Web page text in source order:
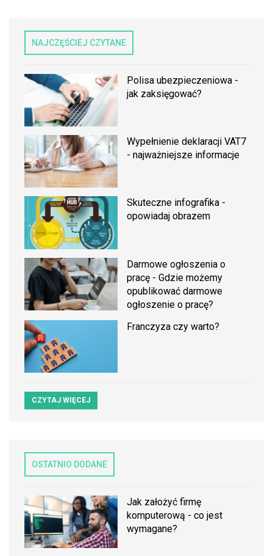
NAJCZĘŚCIEJ CZYTANE
Polisa ubezpieczeniowa -
jak zaksięgować?
Wypełnienie deklaracji VAT7
- najważniejsze informacje
Skuteczne infografika -
opowiadaj obrazem
Darmowe ogłoszenia o
pracę - Gdzie możemy
opublikować darmowe
ogłoszenie o pracę?
Franczyza czy warto?
CZYTAJ WIĘCEJ
OSTATNIO DODANE
Jak założyć firmę
komputerową - co jest
wymagane?